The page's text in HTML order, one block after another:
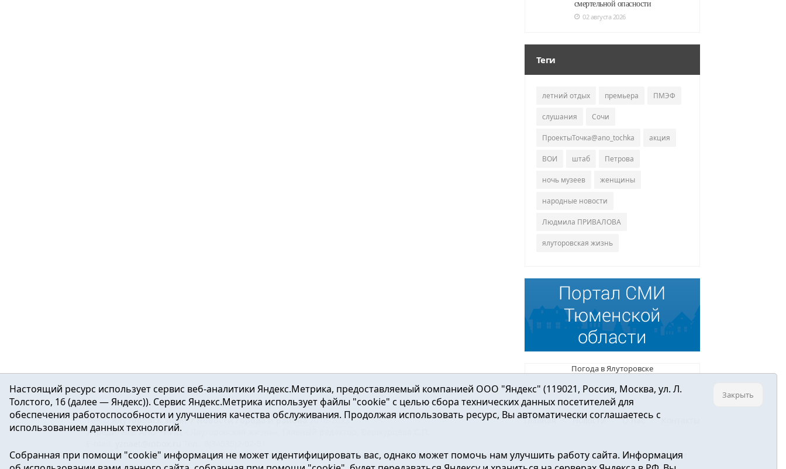
смертельной опасности
02 августа 2026
Теги
летний отдых премьера ПМЭФ
слушания Сочи
ПроектыТочка@ano_tochka акция
ВОИ штаб Петрова
ночь музеев женщины
народные новости
Людмила ПРИВАЛОВА
ялуторовская жизнь
Погода в Ялуторовске
Главная Новости О нас
16+ ©Ялуторовск знает / Новости города и района2016-2023
Учредитель: АНО «ИИЦ « Ялуторовская жизнь». Главный редактор: Вешкурцева С.П.
Регистрационный номер ЭЛ № ФС 77-64937 от 24.02.2016г. выдан Федеральной службой по надзору в сфере связи, информационных технологий и
Настоящий ресурс использует сервис веб-аналитики Яндекс.Метрика, предоставляемый компанией ООО "Яндекс" (119021, Россия, Москва, ул. Л.
Толстого, 16 (далее — Яндекс)). Сервис Яндекс.Метрика использует файлы "cookie" с целью сбора технических данных посетителей для
обеспечения работоспособности и улучшения качества обслуживания. Продолжая использовать ресурс, Вы автоматически соглашаетесь с
использованием данных технологий.
Собранная при помощи "cookie" информация не может идентифицировать вас, однако может помочь нам улучшить работу сайта. Информация
Закрыть